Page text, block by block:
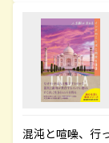
混沌と喧噪、行